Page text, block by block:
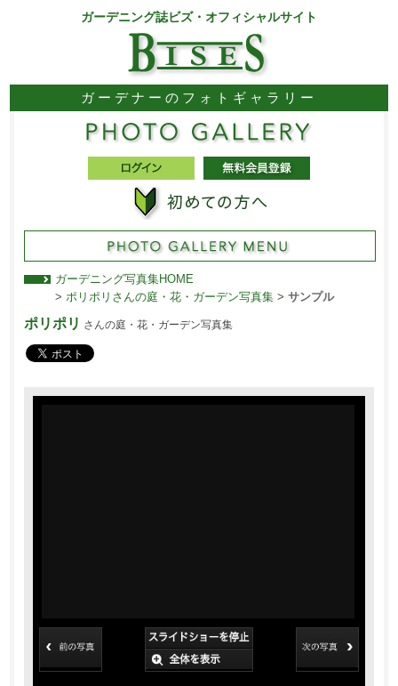
ガーデニング誌ビズ・オフィシャルサイト
ガーデナーのフォトギャラリー
ガーデニング写真集HOME
> ポリポリさんの庭・花・ガーデン写真集> サンプル
ポリポリ さんの庭・花・ガーデン写真集